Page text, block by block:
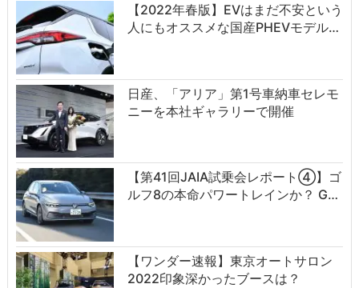
【2022年春版】EVはまだ不安という
人にもオススメな国産PHEVモデル…
日産、「アリア」第1号車納車セレモ
ニーを本社ギャラリーで開催
【第41回JAIA試乗会レポート④】ゴ
ルフ8の本命パワートレインか？ G…
【ワンダー速報】東京オートサロン
2022印象深かったブースは？